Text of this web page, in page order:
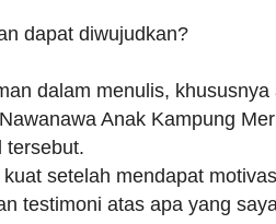
dapat diwujudkan?
dalam menulis,
Anak Kampung
tersebut.
setelah mendapat
testimoni atas apa yang